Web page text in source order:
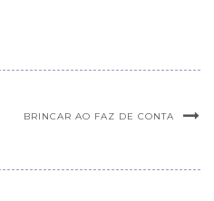
BRINCAR AO FAZ DE CONTA